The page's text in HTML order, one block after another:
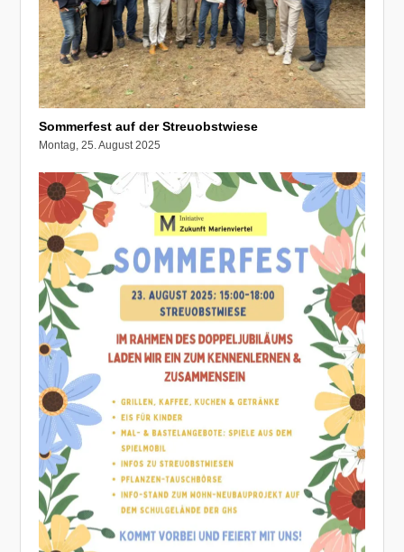
Sommerfest auf der Streuobstwiese
Montag, 25. August 2025